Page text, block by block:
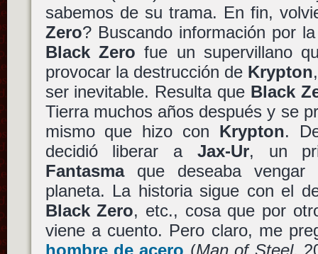
sabemos de su trama. En fin,
Zero? Buscando información por
Black Zero fue un supervillano
provocar la destrucción de Krypton
ser inevitable. Resulta que Black
Tierra muchos años después y se
mismo que hizo con Krypton.
decidió liberar a Jax-Ur, un
Fantasmaque deseaba vengar
planeta. La historia sigue con el
Black Zero, etc., cosa que por
viene a cuento. Pero claro, me